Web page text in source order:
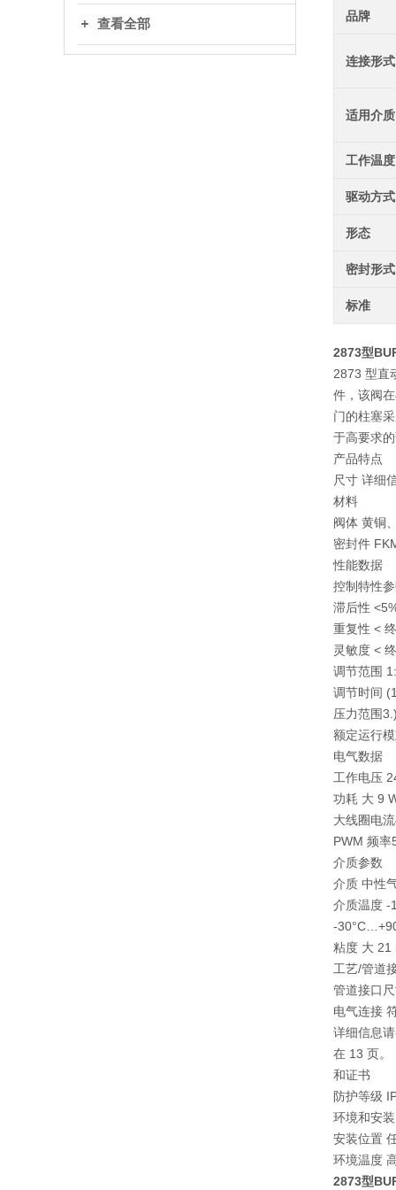
查看全部
品牌
连接形式
适用介质
工作温度
驱动方式
形态
密封形式
标准
2873型
2873 型直
件，该阀
门的柱塞
于高要求
产品特点
尺寸 详细
材料
阀体 黄铜
密封件
性能数据
控制特性
滞后性
重复性 <
灵敏度 <
调节范围
调节时间
压力范围
额定运行
电气数据
工作电压
功耗 大 9
大线圈电
PWM 频
介质参数
介质 中性
介质温度 -
-
粘度 大 21
工艺/管道
管道接口
电气连接
详细信息
在 13 页。
和证书
防护等级
环境和安装
安装位置
环境温度
2873型